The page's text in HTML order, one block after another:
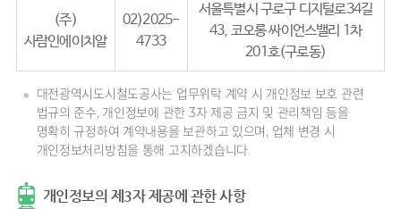
(주)
사람인에이치알
02)2025-
4733
서울특별시 구로구 디지털로34길
43, 코오롱 싸이언스밸리 1차
201호(구로동)
대전광역시도시철도공사는 업무위탁 계약 시 개인정보 보호 관련
법규의 준수, 개인정보에 관한 3자 제공 금지 및 관리책임 등을
명확히 규정하여 계약내용을 보관하고 있으며, 업체 변경 시
개인정보처리방침을 통해 고지하겠습니다.
개인정보의 제3자 제공에 관한 사항